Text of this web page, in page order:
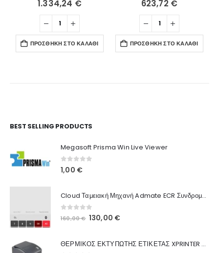
1.334,24 €
ΠΡΟΣΘΉΚΗ ΣΤΟ ΚΑΛΆΘΙ
623,72 €
ΠΡΟΣΘΉΚΗ ΣΤΟ ΚΑΛΆΘΙ
BEST SELLING PRODUCTS
Megasoft Prisma Win Live Viewer
0 out of 5
1,00 €
Cloud Ταμειακή Μηχανή Admate ECR Συνδρομή 12 μηνών
out of 5
160,00€ Original
160,00 €.
130,00 €Η
είναι:
ΘΕΡΜΙΚΟΣ ΕΚΤΥΠΩΤΗΣ ΕΤΙΚΕΤΑΣ XPRINTER XP-420B
Ο Λογαριασμός μου
Στοιχεία λογαριασμού
Παραγγελίες
Πληροφορίες Καταστήματος
Ποιοι Είμαστε
Γιατί Εμάς